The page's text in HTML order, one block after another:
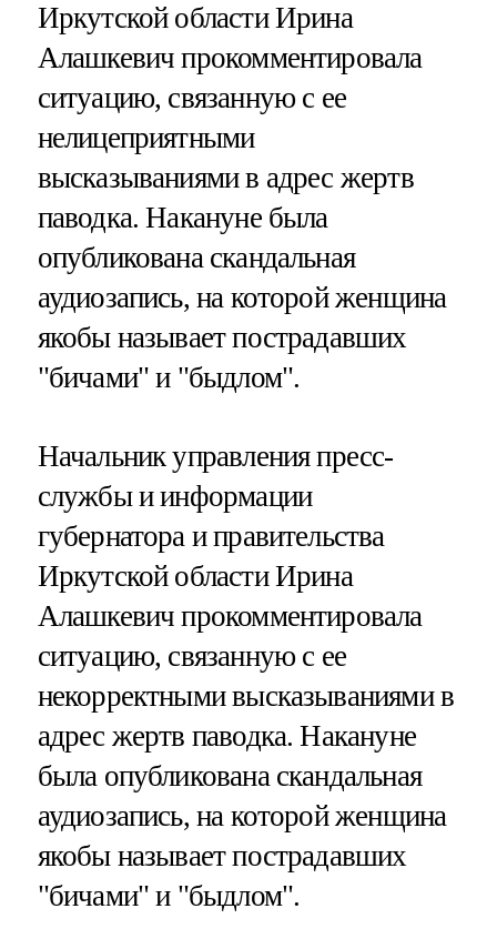
Иркутской области Ирина
Алашкевич прокомментировала
ситуацию, связанную с ее
нелицеприятными
высказываниями в адрес жертв
паводка. Накануне была
опубликована скандальная
аудиозапись, на которой женщина
якобы называет пострадавших
"бичами" и "быдлом".
Начальник управления пресс-
службы и информации
губернатора и правительства
Иркутской области Ирина
Алашкевич прокомментировала
ситуацию, связанную с ее
некорректными высказываниями в
адрес жертв паводка. Накануне
была опубликована скандальная
аудиозапись, на которой женщина
якобы называет пострадавших
"бичами" и "быдлом".